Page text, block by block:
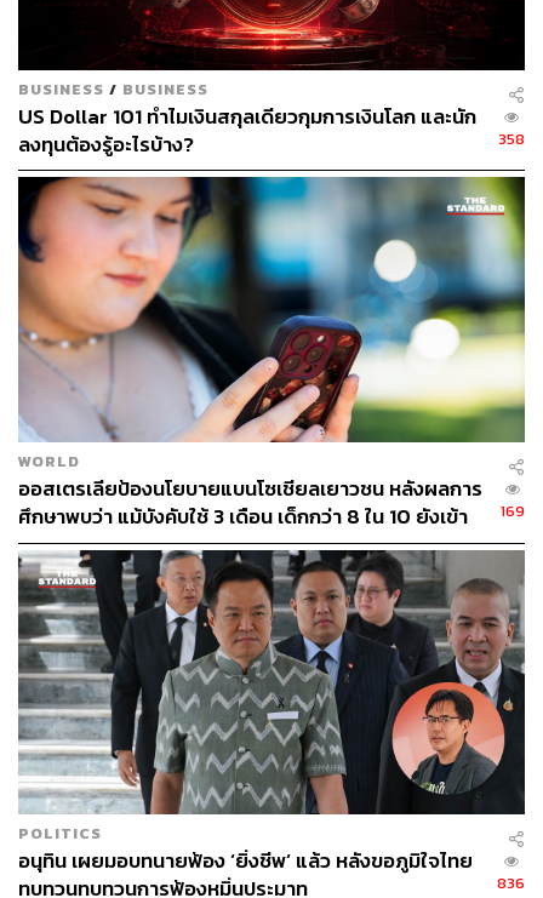
ABOUT THE AUTHOR
ปณชัย อารีเพิ่มพร
นักการตลาดผู้ฝักใฝ่ในแวดวงนวัตกรรมและ
เทคโนโลยี แต่บางทีก็เผลอมีใจให้วัฒนธรรม
POP อยู่ร่ำไป ใช้เวลาว่างไปกับการเสพศิลป์
และเฝ้ามองปรากฏการณ์ทางสังคม
BUSINESS / BUSINESS
US Dollar 101 ทำไมเงินสกุลเดียวกุมการเงินโลก และนัก
ลงทุนต้องรู้อะไรบ้าง?
358
WORLD
ออสเตรเลียป้องนโยบายแบนโซเชียลเยาวชน หลังผลการ
ศึกษาพบว่า แม้บังคับใช้ 3 เดือน เด็กกว่า 8 ใน 10 ยังเข้า
ถึง
169
POLITICS
อนุทิน เผยมอบทนายฟ้อง ‘ยิ่งชีพ’ แล้ว หลังขอภูมิใจไทย
ทบทวนทบทวนการฟ้องหมิ่นประมาท
836